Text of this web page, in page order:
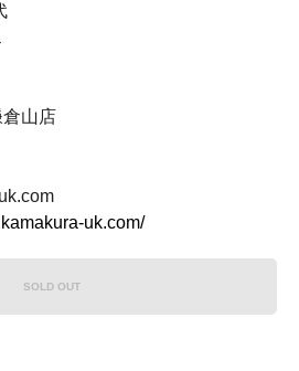
山店
uk.com/
SOLD OUT